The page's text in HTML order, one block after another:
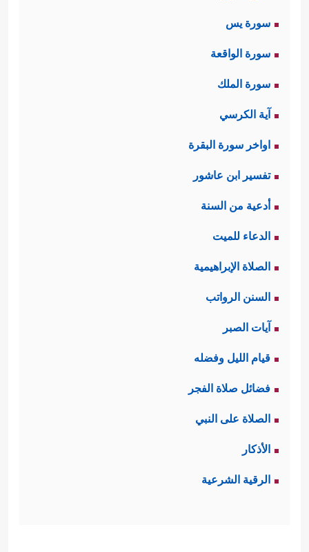
سورة يس
سورة الواقعة
سورة الملك
آية الكرسي
اواخر سورة البقرة
تفسير ابن عاشور
أدعية من السنة
الدعاء للميت
الصلاة الإبراهيمية
السنن الرواتب
آيات الصبر
قيام الليل وفضله
فضائل صلاة الفجر
الصلاة على النبي
الأذكار
الرقية الشرعية